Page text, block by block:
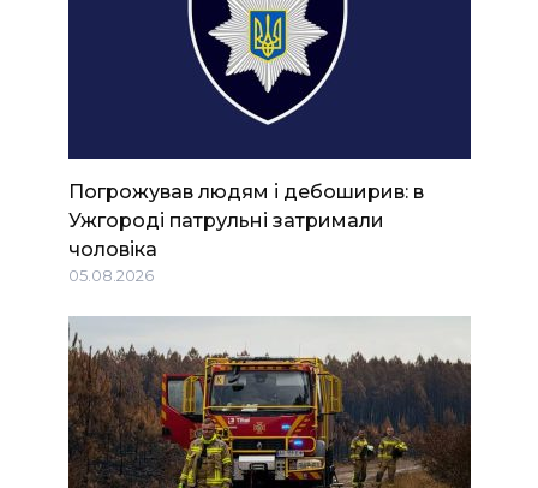
Погрожував людям і дебоширив: в
Ужгороді патрульні затримали
чоловіка
05.08.2026